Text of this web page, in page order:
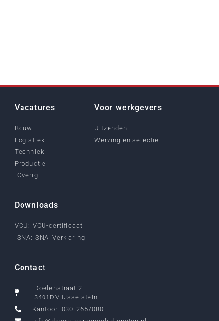
Vacatures
Bouw
Logistiek
Techniek
Productie
Overig
Voor werkgevers
Uitzenden
Werving en selectie
Downloads
VCU: VCU-certificaat
SNA: SNA_Verklaring
Contact
Doelenstraat 2
3401DV IJsselstein
Kantoor: 030-2657080